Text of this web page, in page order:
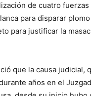
de cuatro
para disparar
para justificar la
que la causa
años en el